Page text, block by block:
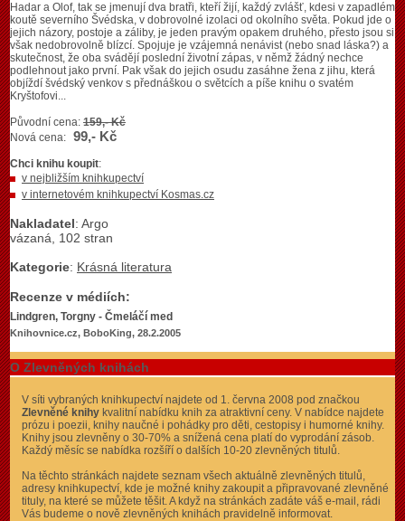
Hadar a Olof, tak se jmenují dva bratři, kteří žijí, každý zvlášť, kdesi v zapadlém
koutě severního Švédska, v dobrovolné izolaci od okolního světa. Pokud jde o
jejich názory, postoje a záliby, je jeden pravým opakem druhého, přesto jsou si
však nedobrovolně blízcí. Spojuje je vzájemná nenávist (nebo snad láska?) a
skutečnost, že oba svádějí poslední životní zápas, v němž žádný nechce
podlehnout jako první. Pak však do jejich osudu zasáhne žena z jihu, která
objíždí švédský venkov s přednáškou o světcích a píše knihu o svatém
Kryštofovi...
Původní cena: 159,- Kč
Nová cena: 99,- Kč
Chci knihu koupit:
v nejbližším knihkupectví
v internetovém knihkupectví Kosmas.cz
Nakladatel: Argo
vázaná, 102 stran
Kategorie: Krásná literatura
Recenze v médiích:
Lindgren, Torgny - Čmeláčí med
Knihovnice.cz, BoboKing, 28.2.2005
O Zlevněných knihách
V síti vybraných knihkupectví najdete od 1. června 2008 pod značkou
Zlevněné knihy kvalitní nabídku knih za atraktivní ceny. V nabídce najdete
prózu i poezii, knihy naučné i pohádky pro děti, cestopisy i humorné knihy.
Knihy jsou zlevněny o 30-70% a snížená cena platí do vyprodání zásob.
Každý měsíc se nabídka rozšíří o dalších 10-20 zlevněných titulů.
Na těchto stránkách najdete seznam všech aktuálně zlevněných titulů,
adresy knihkupectví, kde je možné knihy zakoupit a připravované zlevněné
tituly, na které se můžete těšit. A když na stránkách zadáte váš e-mail, rádi
Vás budeme o nově zlevněných knihách pravidelně informovat.